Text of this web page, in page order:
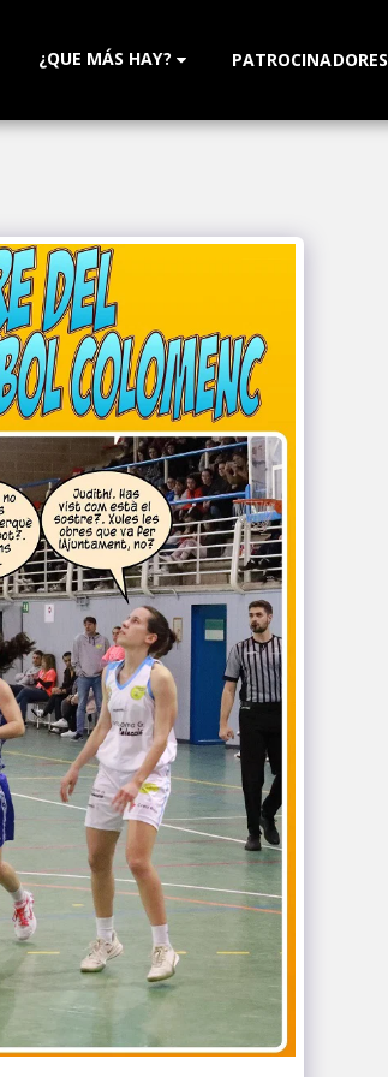
¿QUE MÁS HAY? PATROCINADORES